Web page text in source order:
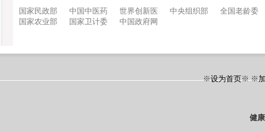
国家民政部
中国中医药 世界创新医 中央组织部
全国老龄委
国家农业部
国家卫计委 中国政府网
※设为首页※ ※
健